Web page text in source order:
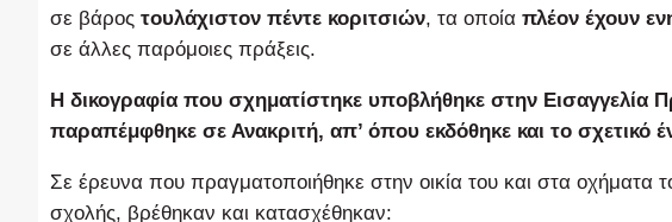
σε βάρος τουλάχιστον πέντε κοριτσιών, τα οποία πλέον έχουν
σε άλλες παρόμοιες πράξεις.
Η δικογραφία που σχηματίστηκε υποβλήθηκε στην Εισαγγελία
παραπέμφθηκε σε Ανακριτή, απ’ όπου εκδόθηκε και το σχετικό
Σε έρευνα που πραγματοποιήθηκε στην οικία του και στα οχήματα
σχολής, βρέθηκαν και κατασχέθηκαν: